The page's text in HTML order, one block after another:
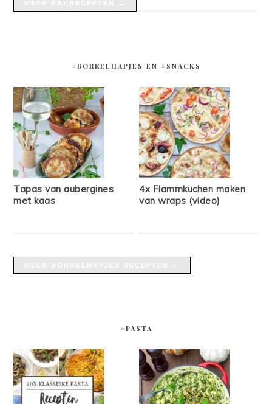
#BORRELHAPJES EN #SNACKS
Tapas van aubergines
met kaas
4x Flammkuchen maken
van wraps (video)
#PASTA